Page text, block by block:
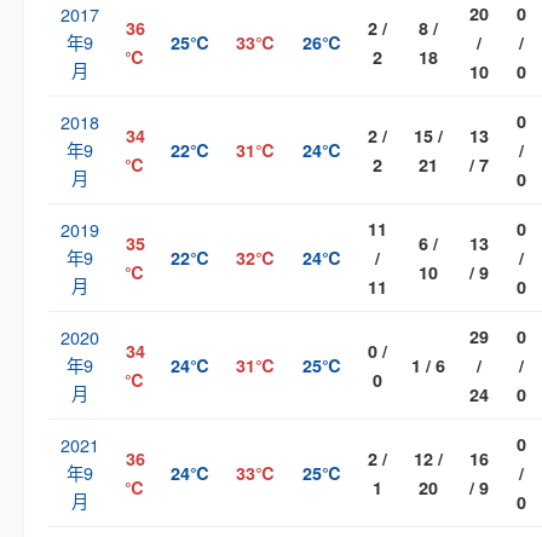
2017
年9
月
36
℃
25℃ 33℃ 26℃
2 /
2
8 /
18
20
/
10
0
/
0
2018
年9
月
34
℃
22℃ 31℃ 24℃
2 /
2
15 /
21
13
/ 7
0
/
0
2019
年9
月
35
℃
22℃ 32℃ 24℃
11
/
11
6 /
10
13
/ 9
0
/
0
2020
年9
月
34
℃
24℃ 31℃ 25℃
0 /
0
1 / 6
29
/
24
0
/
0
2021
年9
月
36
℃
24℃ 33℃ 25℃
2 /
1
12 /
20
16
/ 9
0
/
0